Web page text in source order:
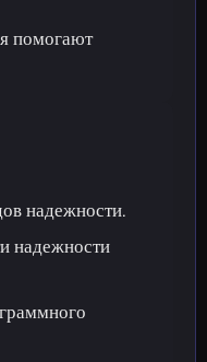
помогают
надежности.
надежности